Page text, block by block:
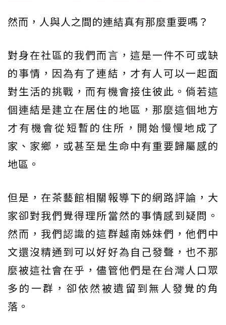
然而，人與人之間的連結真有那麼重要嗎？
對身在社區的我們而言，這是一件不可或缺
的事情，因為有了連結，才有人可以一起面
對生活的挑戰，而有機會接住彼此。倘若這
個連結是建立在居住的地區，那麼這個地方
才有機會從短暫的住所，開始慢慢地成了
家、家鄉，或甚至是生命中有重要歸屬感的
地區。
但是，在茶藝館相關報導下的網路評論，大
家卻對我們覺得理所當然的事情感到疑問。
然而，我們認識的這群越南姊妹們，他們中
文還沒精通到可以好好為自己發聲，也不那
麼被這社會在乎，儘管他們是在台灣人口眾
多的一群，卻依然被遺留到無人發覺的角
落。